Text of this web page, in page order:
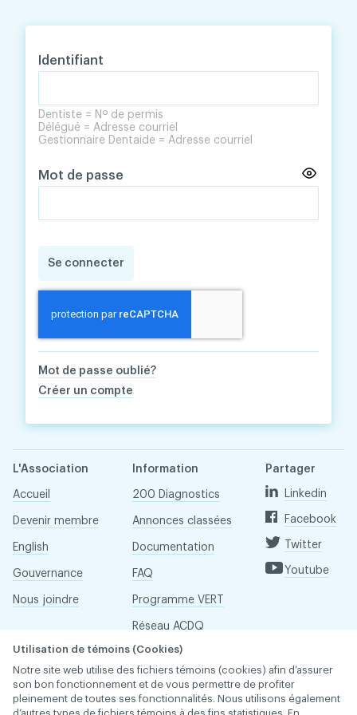
Identifiant
Dentiste = Nº de permis
Délégué = Adresse courriel
Gestionnaire Dentaide = Adresse courriel
Mot de passe
Se connecter
Mot de passe oublié?
Créer un compte
L'Association
Accueil
Devenir membre
English
Gouvernance
Nous joindre
Information
200 Diagnostics
Annonces classées
Documentation
FAQ
Programme VERT
Réseau ACDQ
Salle de presse
À propos
Partager
Linkedin
Facebook
Twitter
Youtube
Utilisation de témoins (Cookies)
Notre site web utilise des fichiers témoins (cookies) afin d’assurer
son bon fonctionnement et de vous permettre de profiter
pleinement de toutes ses fonctionnalités. Nous utilisons également